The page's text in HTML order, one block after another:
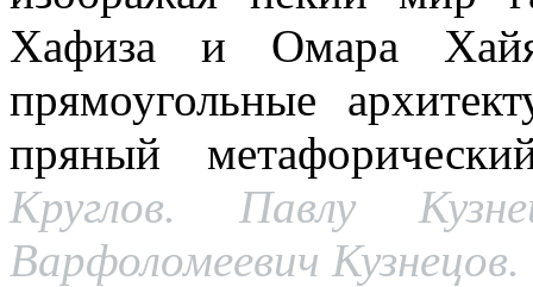
Хафиза и Омара
прямоугольные
пряный
Круглов. Павлу
Варфоломеевич